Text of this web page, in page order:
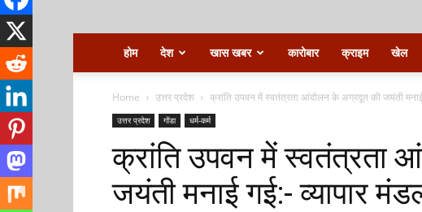
होम देश खास खबर कारोबार क्राइम खेल
Home उत्तर प्रदेश क्रांति उपवन में स्वतंत्रता आंदोलन के अग्रदूत की जयंती मनाई
उत्तर प्रदेश गोंडा धर्म-कर्म
क्रांति उपवन में स्वतंत्रता
जयंती मनाई गई:- व्यापार